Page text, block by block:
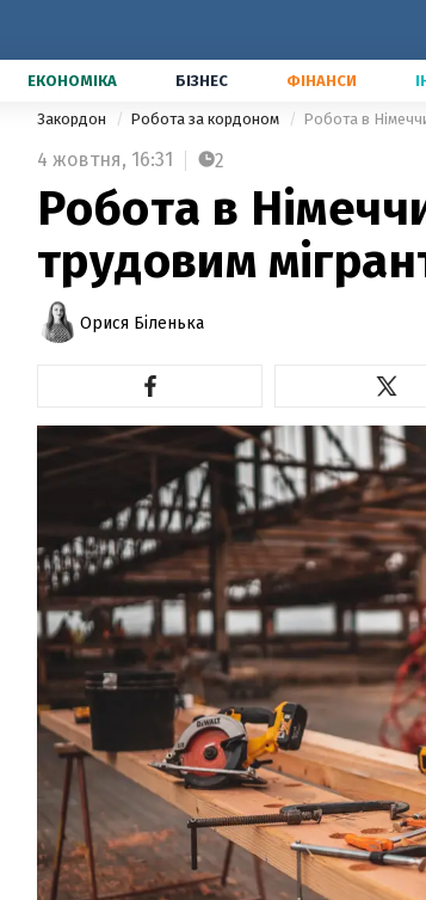
ЕКОНОМІКА БІЗНЕС ФІНАНСИ
Закордон Робота за кордоном Робота в
4 жовтня, 16:31 2
Робота в
трудовим
Орися Біленька